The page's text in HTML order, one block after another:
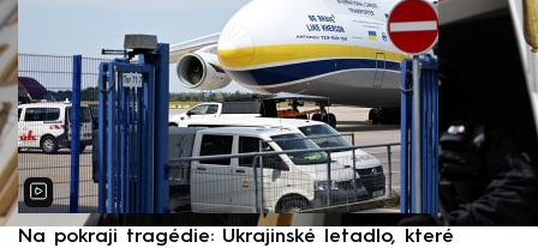
Na pokraji tragédie: Ukrajinské letadlo, které